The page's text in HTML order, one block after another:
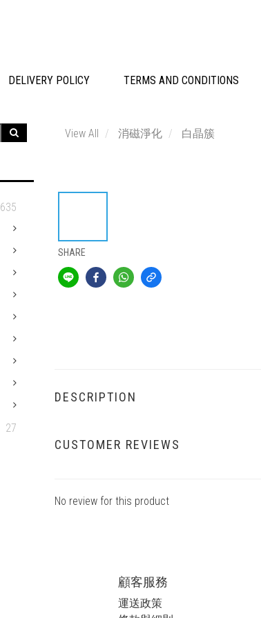
DELIVERY POLICY TERMS AND CONDITIONS
635
27
View All 消磁淨化 白晶簇
SHARE
DESCRIPTION
CUSTOMER REVIEWS
No review for this product
顧客服務
運送政策